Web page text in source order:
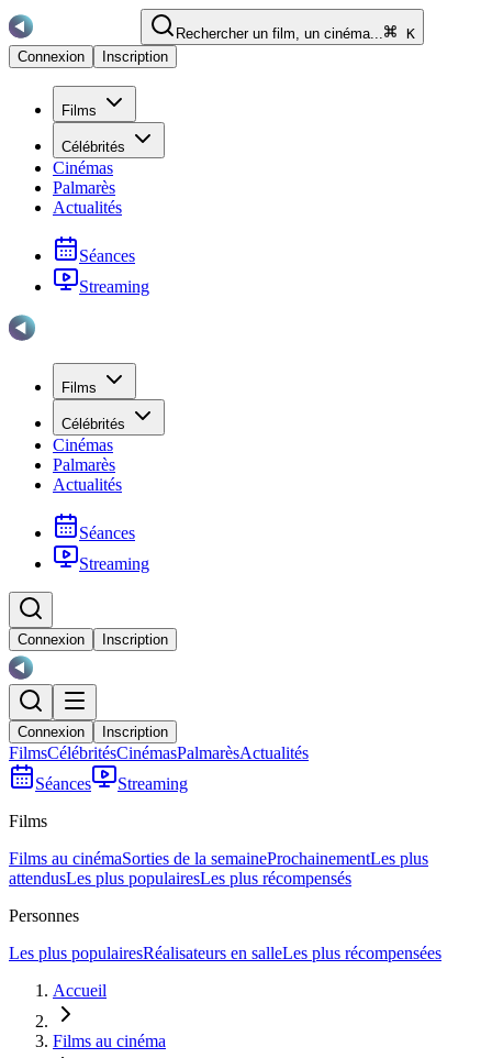
Rechercher un film, un cinéma...
K
Connexion
Inscription
Films
Célébrités
Cinémas
Palmarès
Actualités
Séances
Streaming
Films
Célébrités
Cinémas
Palmarès
Actualités
Séances
Streaming
Connexion Inscription
Connexion Inscription
FilmsCélébritésCinémasPalmarèsActualités
Séances
Streaming
Films
Films au cinémaSorties de la semaineProchainementLes plus
attendusLes plus populairesLes plus récompensés
Personnes
Les plus populairesRéalisateurs en salleLes plus récompensées
Accueil
Films au cinéma